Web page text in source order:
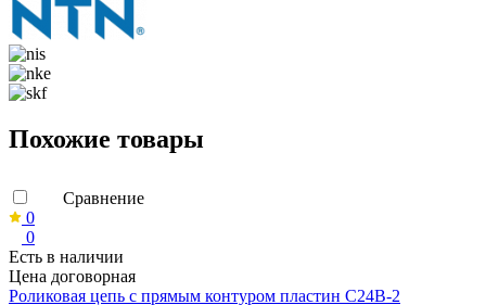
Похожие товары
Сравнение
0
0
Есть в наличии
Цена договорная
Роликовая цепь с прямым контуром пластин C24B-2